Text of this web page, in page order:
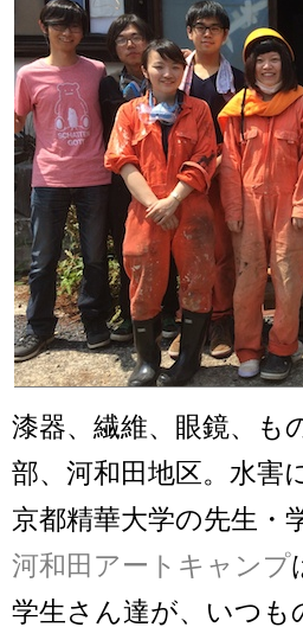
漆器、繊維、眼鏡、も
部、河和田地区。水害
京都精華大学の先生・
河和田アートキャンプ
学生さん達が、いつも